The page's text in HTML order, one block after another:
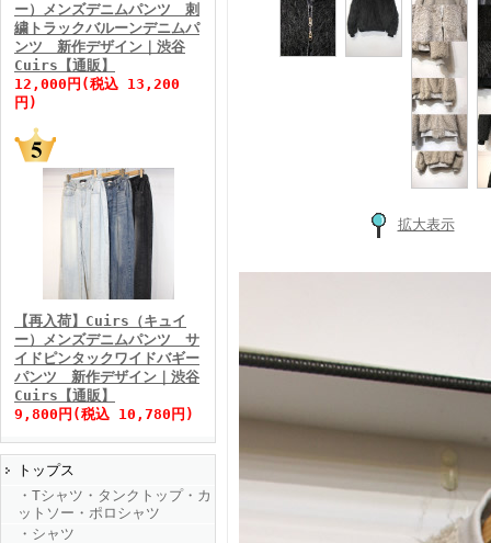
FINEBOYS2026年1月号
FINEBOYS2025年11月号
FINEBOYS2025年10月号
ー）メンズデニムパンツ 刺
繍トラックバルーンデニムパ
ンツ 新作デザイン｜渋谷
Cuirs【通販】
12,000円(税込 13,200
円)
【再入荷】Cuirs（キュイ
ー）メンズデニムパンツ サ
イドピンタックワイドバギー
パンツ 新作デザイン｜渋谷
Cuirs【通販】
9,800円(税込 10,780円)
トップス
・Tシャツ・タンクトップ・カ
ットソー・ポロシャツ
・シャツ
拡大表示